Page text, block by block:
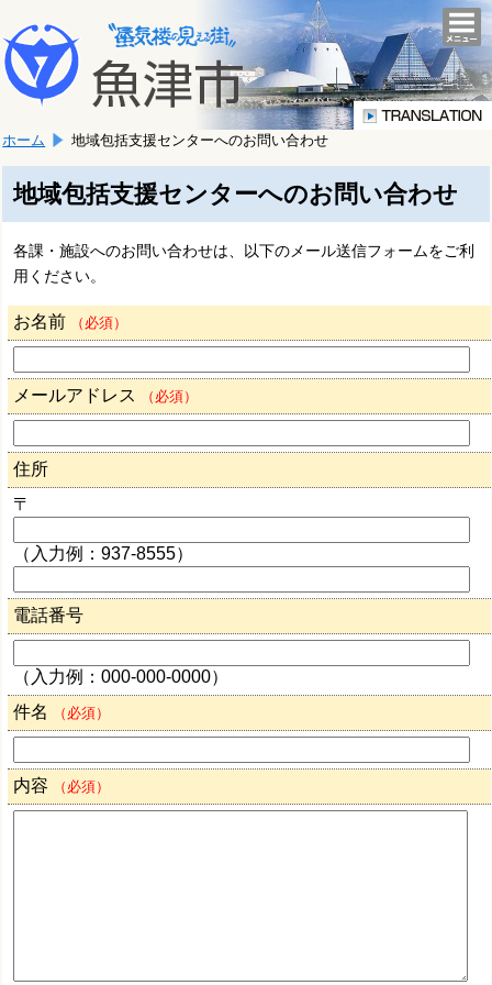
文
へ
移
ま
す。
こ
か
文
で
す。
ホーム 地域包括支援センターへのお問い合わせ
地域包括支援センターへのお問い合わせ
各課・施設へのお問い合わせは、以下のメール送信フォームをご利
用ください。
お名前 （必須）
メールアドレス （必須）
住所
〒
（入力例：937-8555）
電話番号
（入力例：000-000-0000）
件名
（必須）
内容 （必須）